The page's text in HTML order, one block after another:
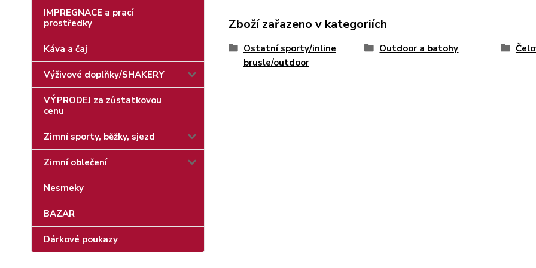
IMPREGNACE a prací
prostředky
Káva a čaj
Výživové doplňky/SHAKERY
VÝPRODEJ za zůstatkovou
cenu
Zimní sporty, běžky, sjezd
Zimní oblečení
Nesmeky
BAZAR
Dárkové poukazy
Zboží zařazeno v kategoriích
Ostatní sporty/inline
brusle/outdoor
Outdoor a batohy